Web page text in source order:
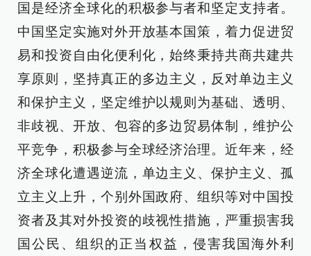
国是经济全球化的积极参与者和坚定支持者。
中国坚定实施对外开放基本国策，着力促进贸
易和投资自由化便利化，始终秉持共商共建共
享原则，坚持真正的多边主义，反对单边主义
和保护主义，坚定维护以规则为基础、透明、
非歧视、开放、包容的多边贸易体制，维护公
平竞争，积极参与全球经济治理。近年来，经
济全球化遭遇逆流，单边主义、保护主义、孤
立主义上升，个别外国政府、组织等对中国投
资者及其对外投资的歧视性措施，严重损害我
国公民、组织的正当权益，侵害我国海外利